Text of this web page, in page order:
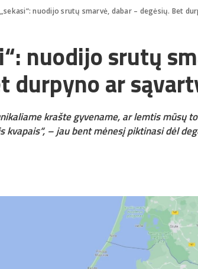
nuodijo srutų smarvė, dabar – degėsių. Bet
nuodijo srutų
durpyno ar
krašte gyvename, ar lemtis mūsų
– jau bent mėnesį piktinasi dėl